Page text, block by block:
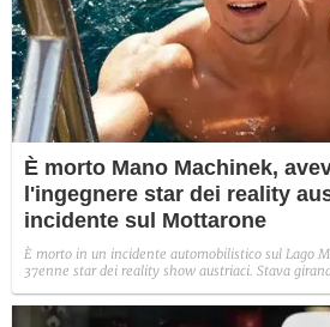
È morto Mano Machinek,
l'ingegnere star dei reality
incidente sul Mottarone
È morto in un incidente automobilistico sul Lago
37enne star dei reality show austriaci. Stava